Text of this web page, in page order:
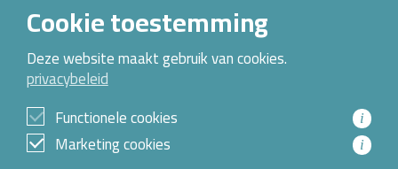
Over Kennispoort Verloskunde
Contact
Archief
Cookie toestemming
Deze website maakt gebruik van cookies.
privacybeleid
Functionele cookies
i
Marketing cookies i